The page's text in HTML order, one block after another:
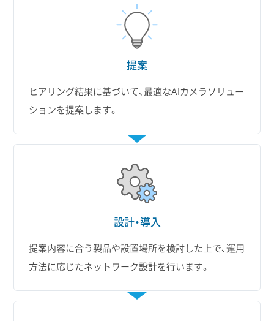
提案
ヒアリング結果に基づいて、最適なAIカメラソリュー
ションを提案します。
設計・導入
提案内容に合う製品や設置場所を検討した上で、運用
方法に応じたネットワーク設計を行います。